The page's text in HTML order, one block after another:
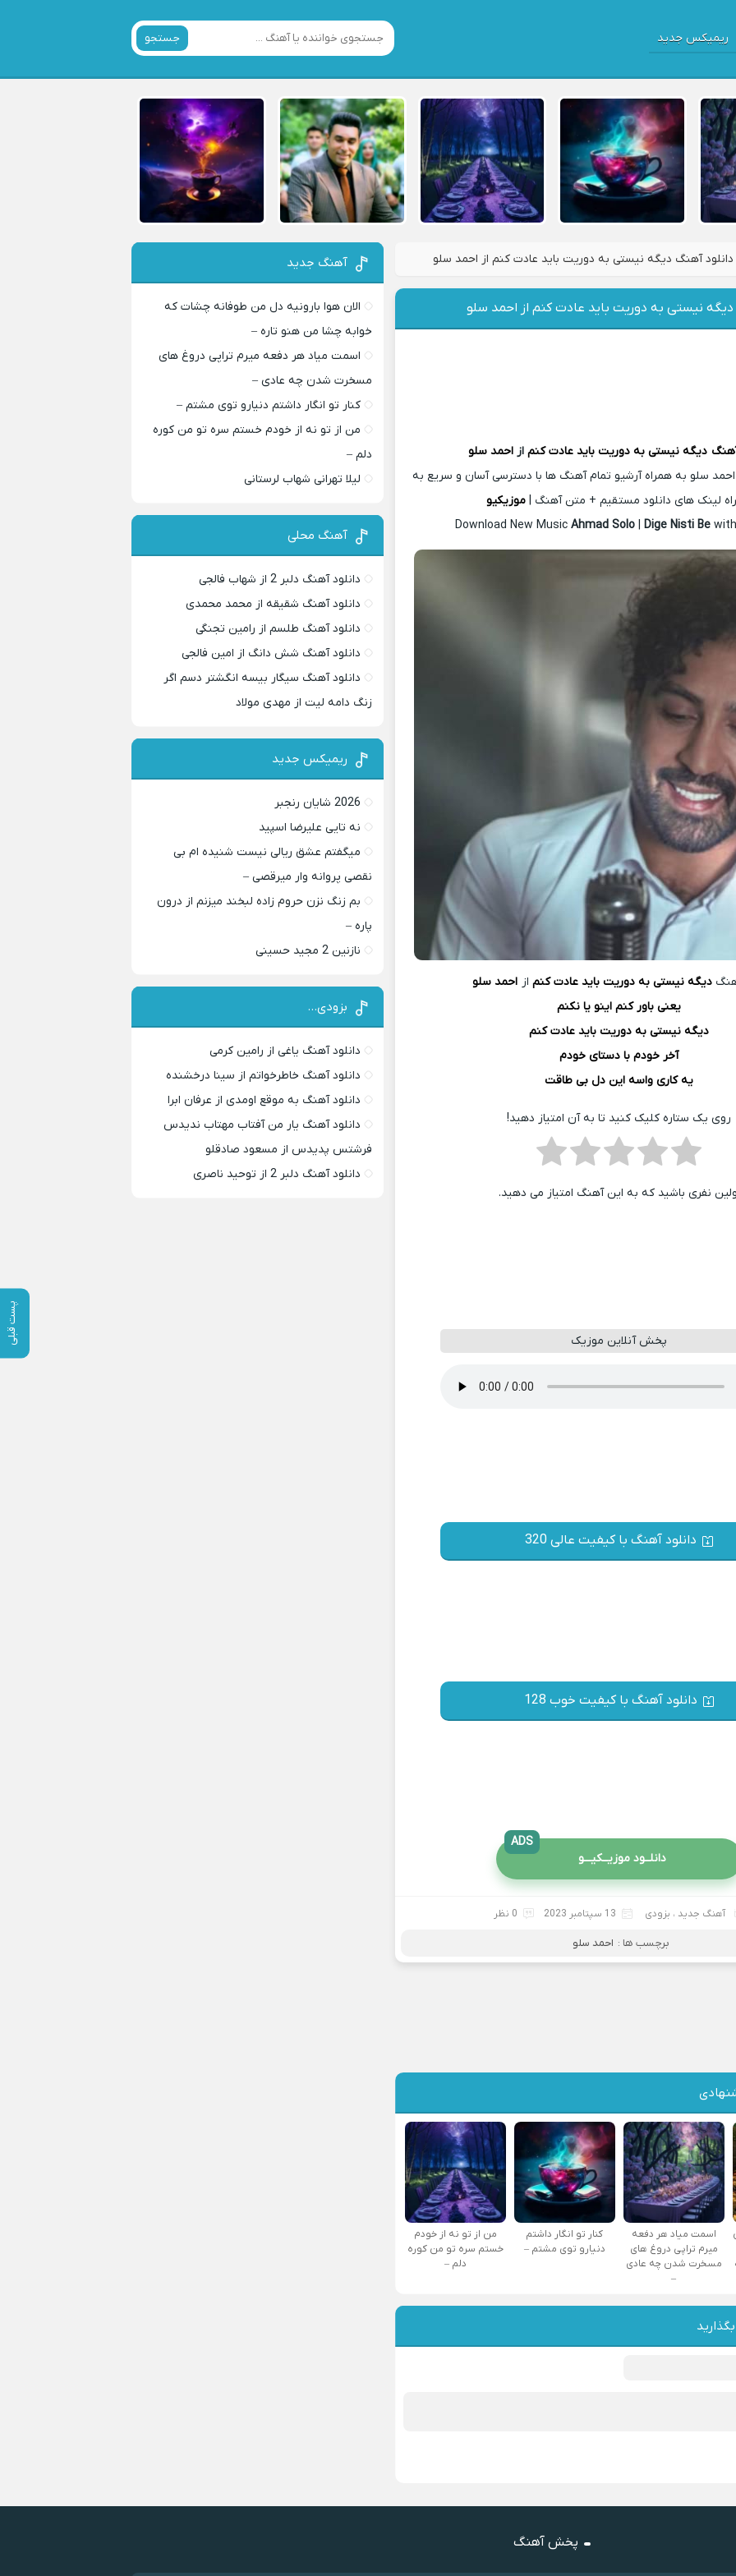
ریمیکس جدید جستجو
دانلود آهنگ دیگه نیستی به دوریت باید عادت کنم از احمد سلو
پست قبلی
دیگه نیستی به دوریت باید عادت کنم از احمد سلو
دیگه نیستی به دوریت باید عادت کنم از احمد سلو
سلو به همراه آرشیو تمام آهنگ ها با دسترسی آسان و سریع به
لینک های دانلود مستقیم + متن آهنگ | موزیکیو
Download New Music Ahmad Solo| Dige Nisti Be
دیگه نیستی به دوریت باید عادت کنم از احمد سلو
یعنی باور کنم اینو یا نکنم
دیگه نیستی به دوریت باید عادت کنم
آخر خودم با دستای خودم
یه کاری واسه این دل بی طاقت
روی یک ستاره کلیک کنید تا به آن امتیاز دهید!
نفری باشید که به این آهنگ امتیاز می دهید.
پخش آنلاین موزیک
دانلود آهنگ با کیفیت عالی 320
دانلود آهنگ با کیفیت خوب 128
دانلــود موزیــکیـــو
ADS
آهنگ جدید ، بزودی 13 سپتامبر 2023 0 نظر
برچسب ها : احمد سلو
اسمت میاد هر دفعه
میرم تراپی دروغ‌ های
مسخرت شدن چه عادی
–
کنار تو انگار داشتم
دنیارو توی مشتم –
من از تو نه از خودم
خستم سره تو من کوره
دلم –
آهنگ جدید
الان هوا بارونیه دل من طوفانه چشات که
خوابه چشا من هنو تاره –
اسمت میاد هر دفعه میرم تراپی دروغ‌ های
مسخرت شدن چه عادی –
کنار تو انگار داشتم دنیارو توی مشتم –
من از تو نه از خودم خستم سره تو من کوره
دلم –
لیلا تهرانی شهاب لرستانی
آهنگ محلی
دانلود آهنگ دلبر 2 از شهاب فالجی
دانلود آهنگ شقیقه از محمد محمدی
دانلود آهنگ طلسم از رامین تجنگی
دانلود آهنگ شش دانگ از امین فالجی
دانلود آهنگ سیگار بیسه انگشتر دسم اگر
زنگ دامه لیت از مهدی مولاد
ریمیکس جدید
2026 شایان رنجبر
نه تایی علیرضا اسپید
میگفتم عشق ریالی نیست شنیده ام بی
نقصی پروانه وار میرقصی –
بم زنگ نزن حروم زاده لبخند میزنم از درون
پاره –
نازنین 2 مجید حسینی
بزودی…
دانلود آهنگ یاغی از رامین کرمی
دانلود آهنگ خاطرخواتم از سینا درخشنده
دانلود آهنگ به موقع اومدی از عرفان ابرا
دانلود آهنگ یار من آفتاب مهتاب ندیدس
فرشتس پدیدس از مسعود صادقلو
دانلود آهنگ دلبر 2 از توحید ناصری
پخش آهنگ